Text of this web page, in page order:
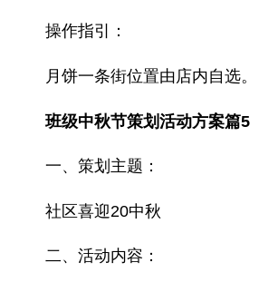
操作指引：
月饼一条街位置由店内自选。
班级中秋节策划活动方案篇5
一、策划主题：
社区喜迎20中秋
二、活动内容：